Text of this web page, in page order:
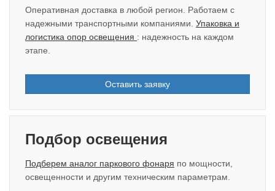
Оперативная доставка в любой регион. Работаем с
надежными транспортными компаниями. Упаковка и
логистика опор освещения : надежность на каждом
этапе.
Оставить заявку
Подбор освещения
Подберем аналог паркового фонаря по мощности,
освещенности и другим техническим параметрам.